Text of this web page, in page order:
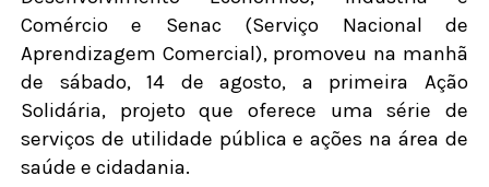
Comércio e Senac (Serviço Nacional de
Aprendizagem Comercial), promoveu na manhã
de sábado, 14 de agosto, a primeira Ação
Solidária, projeto que oferece uma série de
serviços de utilidade pública e ações na área de
saúde e cidadania.